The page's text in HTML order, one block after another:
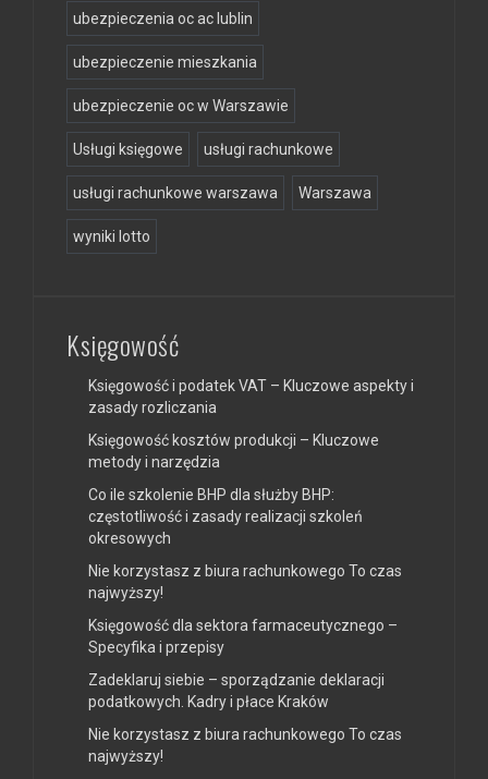
ubezpieczenia oc ac lublin
ubezpieczenie mieszkania
ubezpieczenie oc w Warszawie
Usługi księgowe usługi rachunkowe
usługi rachunkowe warszawa Warszawa
wyniki lotto
Księgowość
Księgowość i podatek VAT – Kluczowe aspekty i
zasady rozliczania
Księgowość kosztów produkcji – Kluczowe
metody i narzędzia
Co ile szkolenie BHP dla służby BHP:
częstotliwość i zasady realizacji szkoleń
okresowych
Nie korzystasz z biura rachunkowego To czas
najwyższy!
Księgowość dla sektora farmaceutycznego –
Specyfika i przepisy
Zadeklaruj siebie – sporządzanie deklaracji
podatkowych. Kadry i płace Kraków
Nie korzystasz z biura rachunkowego To czas
najwyższy!